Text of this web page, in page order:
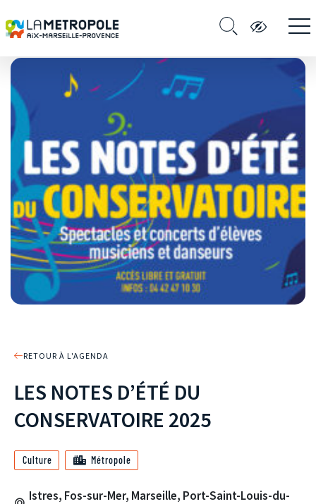
RETOUR À L'AGENDA
LES NOTES D’ÉTÉ DU
CONSERVATOIRE 2025
Culture Métropole
Istres, Fos-sur-Mer, Marseille, Port-Saint-Louis-du-